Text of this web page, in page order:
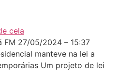
FM 27/05/2024 – 15:37
manteve na lei a
Um projeto de lei